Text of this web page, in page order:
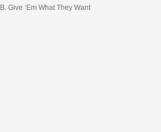
B. Give ‘Em What They Want